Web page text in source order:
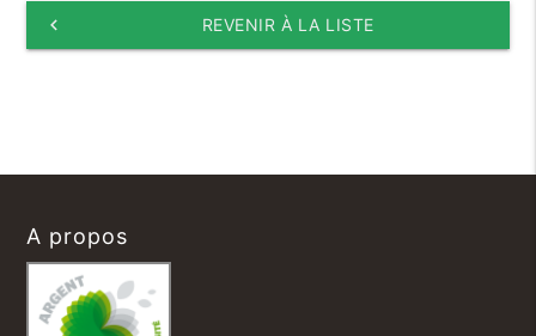
keyboard_arrow_left REVENIR À LA LISTE
A propos